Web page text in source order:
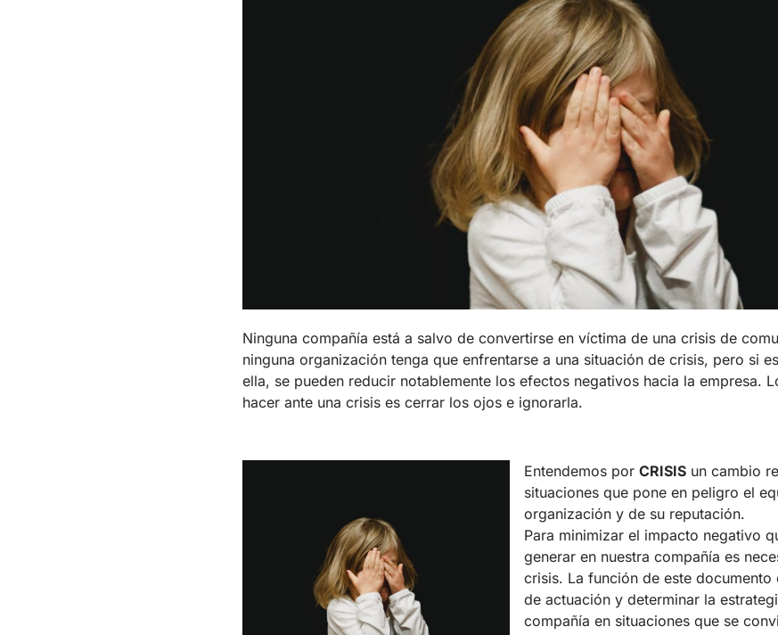
Ninguna compañía está a salvo de convertirse en víctima de una crisis de
ninguna organización tenga que enfrentarse a una situación de crisis, pero si
ella, se pueden reducir notablemente los efectos negativos hacia la empresa.
hacer ante una crisis es cerrar los ojos e ignorarla.
Entendemos por CRISIS un cambio
situaciones que pone en peligro el
organización y de su reputación.
Para minimizar el impacto negativo
generar en nuestra compañía es
crisis. La función de este
de actuación y determinar la
compañía en situaciones que se